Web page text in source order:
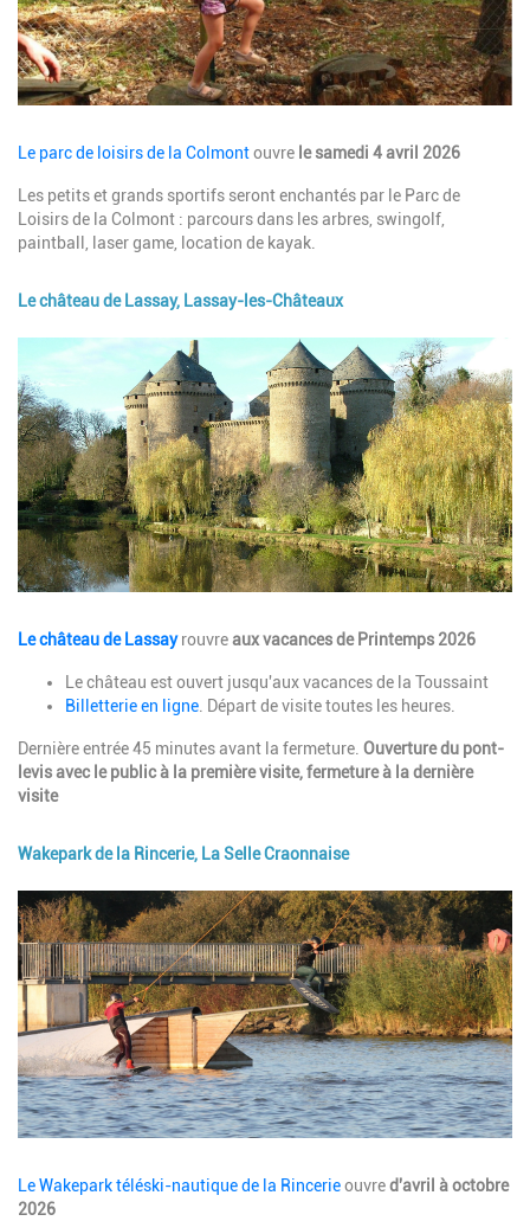
Description
Le parc de loisirs de la Colmontouvre le samedi 4 avril 2026
Les petits et grands sportifs seront enchantés par le Parc de
Loisirs de la Colmont : parcours dans les arbres, swingolf,
paintball, laser game, location de kayak.
Le château de Lassay, Lassay-les-Châteaux
Image
Description
Le château de Lassay rouvreaux vacances de Printemps 2026
Le château est ouvert jusqu'aux vacances de la Toussaint
Billetterie en ligne. Départ de visite toutes les heures.
Dernière entrée 45 minutes avant la fermeture. Ouverture du pont-
levis avec le public à la première visite, fermeture à la dernière
visite
Wakepark de la Rincerie, La Selle Craonnaise
Image
Description
Le Wakepark téléski-nautique de la Rincerieouvred'avril à octobre
2026